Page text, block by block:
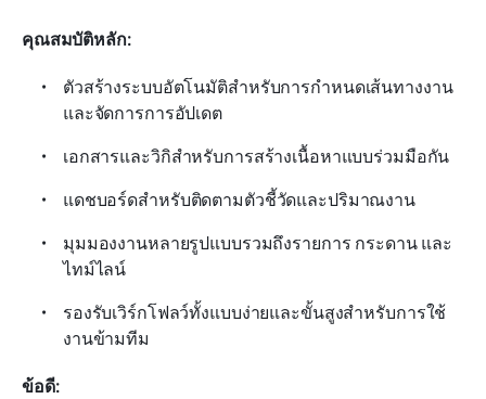
คุณสมบัติหลัก:
ตัวสร้างระบบอัตโนมัติสำหรับการกำหนดเส้นทางงาน
และจัดการการอัปเดต
เอกสารและวิกิสำหรับการสร้างเนื้อหาแบบร่วมมือกัน
แดชบอร์ดสำหรับติดตามตัวชี้วัดและปริมาณงาน
มุมมองงานหลายรูปแบบรวมถึงรายการ กระดาน และ
ไทม์ไลน์
รองรับเวิร์กโฟลว์ทั้งแบบง่ายและขั้นสูงสำหรับการใช้
งานข้ามทีม
ข้อดี: